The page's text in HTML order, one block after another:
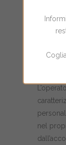
utilizzati
è
nel